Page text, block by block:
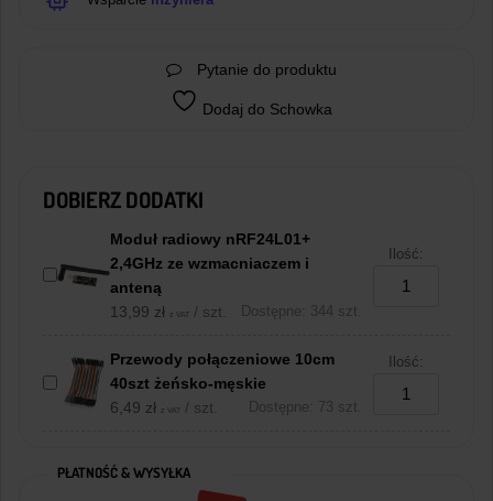
Pytanie do produktu
Dodaj do Schowka
DOBIERZ DODATKI
Moduł radiowy nRF24L01+
2,4GHz ze wzmacniaczem i
anteną
13,99 zł z VAT / szt. Dostępne: 344 szt.
Ilość:
Przewody połączeniowe 10cm
40szt żeńsko-męskie
6,49 zł z VAT / szt. Dostępne: 73 szt.
Ilość:
PŁATNOŚĆ & WYSYŁKA